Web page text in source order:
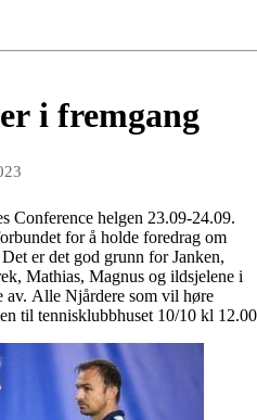
i fremgang
Conference helgen 23.09-24.09.
for å holde foredrag om
er det god grunn for Janken,
Mathias, Magnus og ildsjelene i
av. Alle Njårdere som vil høre
til tennisklubbhuset 10/10 kl